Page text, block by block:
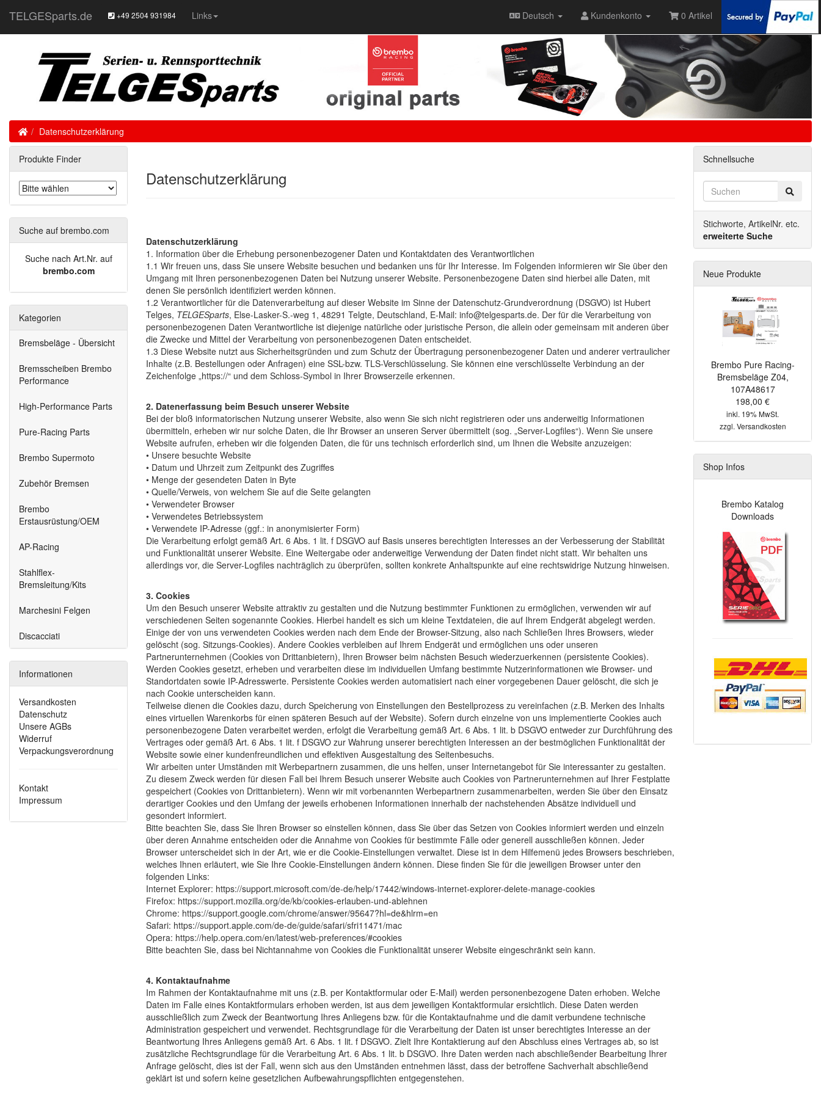
TELGESparts.de +49 2504 931984 Links Deutsch Kundenkonto 0 Artikel
HomeDatenschutzerklärung
Datenschutzerklärung
Datenschutzerklärung
1. Information über die Erhebung personenbezogener Daten und Kontaktdaten des Verantwortlichen
1.1 Wir freuen uns, dass Sie unsere Website besuchen und bedanken uns für Ihr Interesse. Im Folgenden informieren wir Sie über den
Umgang mit Ihren personenbezogenen Daten bei Nutzung unserer Website. Personenbezogene Daten sind hierbei alle Daten, mit
denen Sie persönlich identifiziert werden können.
1.2 Verantwortlicher für die Datenverarbeitung auf dieser Website im Sinne der Datenschutz-Grundverordnung (DSGVO) ist Hubert
Telges, TELGESparts, Else-Lasker-S.-weg 1, 48291 Telgte, Deutschland, E-Mail: info@telgesparts.de. Der für die Verarbeitung von
personenbezogenen Daten Verantwortliche ist diejenige natürliche oder juristische Person, die allein oder gemeinsam mit anderen über
die Zwecke und Mittel der Verarbeitung von personenbezogenen Daten entscheidet.
1.3 Diese Website nutzt aus Sicherheitsgründen und zum Schutz der Übertragung personenbezogener Daten und anderer vertraulicher
Inhalte (z.B. Bestellungen oder Anfragen) eine SSL-bzw. TLS-Verschlüsselung. Sie können eine verschlüsselte Verbindung an der
Zeichenfolge „https://“ und dem Schloss-Symbol in Ihrer Browserzeile erkennen.
2. Datenerfassung beim Besuch unserer Website
Bei der bloß informatorischen Nutzung unserer Website, also wenn Sie sich nicht registrieren oder uns anderweitig Informationen
übermitteln, erheben wir nur solche Daten, die Ihr Browser an unseren Server übermittelt (sog. „Server-Logfiles“). Wenn Sie unsere
Website aufrufen, erheben wir die folgenden Daten, die für uns technisch erforderlich sind, um Ihnen die Website anzuzeigen:
• Unsere besuchte Website
• Datum und Uhrzeit zum Zeitpunkt des Zugriffes
• Menge der gesendeten Daten in Byte
• Quelle/Verweis, von welchem Sie auf die Seite gelangten
• Verwendeter Browser
• Verwendetes Betriebssystem
• Verwendete IP-Adresse (ggf.: in anonymisierter Form)
Die Verarbeitung erfolgt gemäß Art. 6 Abs. 1 lit. f DSGVO auf Basis unseres berechtigten Interesses an der Verbesserung der Stabilität
und Funktionalität unserer Website. Eine Weitergabe oder anderweitige Verwendung der Daten findet nicht statt. Wir behalten uns
allerdings vor, die Server-Logfiles nachträglich zu überprüfen, sollten konkrete Anhaltspunkte auf eine rechtswidrige Nutzung hinweisen.
3. Cookies
Um den Besuch unserer Website attraktiv zu gestalten und die Nutzung bestimmter Funktionen zu ermöglichen, verwenden wir auf
verschiedenen Seiten sogenannte Cookies. Hierbei handelt es sich um kleine Textdateien, die auf Ihrem Endgerät abgelegt werden.
Einige der von uns verwendeten Cookies werden nach dem Ende der Browser-Sitzung, also nach Schließen Ihres Browsers, wieder
gelöscht (sog. Sitzungs-Cookies). Andere Cookies verbleiben auf Ihrem Endgerät und ermöglichen uns oder unseren
Partnerunternehmen (Cookies von Drittanbietern), Ihren Browser beim nächsten Besuch wiederzuerkennen (persistente Cookies).
Werden Cookies gesetzt, erheben und verarbeiten diese im individuellen Umfang bestimmte Nutzerinformationen wie Browser- und
Standortdaten sowie IP-Adresswerte. Persistente Cookies werden automatisiert nach einer vorgegebenen Dauer gelöscht, die sich je
nach Cookie unterscheiden kann.
Teilweise dienen die Cookies dazu, durch Speicherung von Einstellungen den Bestellprozess zu vereinfachen (z.B. Merken des Inhalts
eines virtuellen Warenkorbs für einen späteren Besuch auf der Website). Sofern durch einzelne von uns implementierte Cookies auch
personenbezogene Daten verarbeitet werden, erfolgt die Verarbeitung gemäß Art. 6 Abs. 1 lit. b DSGVO entweder zur Durchführung des
Vertrages oder gemäß Art. 6 Abs. 1 lit. f DSGVO zur Wahrung unserer berechtigten Interessen an der bestmöglichen Funktionalität der
Website sowie einer kundenfreundlichen und effektiven Ausgestaltung des Seitenbesuchs.
Wir arbeiten unter Umständen mit Werbepartnern zusammen, die uns helfen, unser Internetangebot für Sie interessanter zu gestalten.
Zu diesem Zweck werden für diesen Fall bei Ihrem Besuch unserer Website auch Cookies von Partnerunternehmen auf Ihrer Festplatte
gespeichert (Cookies von Drittanbietern). Wenn wir mit vorbenannten Werbepartnern zusammenarbeiten, werden Sie über den Einsatz
derartiger Cookies und den Umfang der jeweils erhobenen Informationen innerhalb der nachstehenden Absätze individuell und
gesondert informiert.
Bitte beachten Sie, dass Sie Ihren Browser so einstellen können, dass Sie über das Setzen von Cookies informiert werden und einzeln
über deren Annahme entscheiden oder die Annahme von Cookies für bestimmte Fälle oder generell ausschließen können. Jeder
Browser unterscheidet sich in der Art, wie er die Cookie-Einstellungen verwaltet. Diese ist in dem Hilfemenü jedes Browsers beschrieben,
welches Ihnen erläutert, wie Sie Ihre Cookie-Einstellungen ändern können. Diese finden Sie für die jeweiligen Browser unter den
folgenden Links:
Internet Explorer: https://support.microsoft.com/de-de/help/17442/windows-internet-explorer-delete-manage-cookies
Firefox: https://support.mozilla.org/de/kb/cookies-erlauben-und-ablehnen
Chrome: https://support.google.com/chrome/answer/95647?hl=de&hlrm=en
Safari: https://support.apple.com/de-de/guide/safari/sfri11471/mac
Opera: https://help.opera.com/en/latest/web-preferences/#cookies
Bitte beachten Sie, dass bei Nichtannahme von Cookies die Funktionalität unserer Website eingeschränkt sein kann.
4. Kontaktaufnahme
Im Rahmen der Kontaktaufnahme mit uns (z.B. per Kontaktformular oder E-Mail) werden personenbezogene Daten erhoben. Welche
Daten im Falle eines Kontaktformulars erhoben werden, ist aus dem jeweiligen Kontaktformular ersichtlich. Diese Daten werden
ausschließlich zum Zweck der Beantwortung Ihres Anliegens bzw. für die Kontaktaufnahme und die damit verbundene technische
Administration gespeichert und verwendet. Rechtsgrundlage für die Verarbeitung der Daten ist unser berechtigtes Interesse an der
Beantwortung Ihres Anliegens gemäß Art. 6 Abs. 1 lit. f DSGVO. Zielt Ihre Kontaktierung auf den Abschluss eines Vertrages ab, so ist
zusätzliche Rechtsgrundlage für die Verarbeitung Art. 6 Abs. 1 lit. b DSGVO. Ihre Daten werden nach abschließender Bearbeitung Ihrer
Anfrage gelöscht, dies ist der Fall, wenn sich aus den Umständen entnehmen lässt, dass der betroffene Sachverhalt abschließend
geklärt ist und sofern keine gesetzlichen Aufbewahrungspflichten entgegenstehen.
Produkte Finder
Suche auf brembo.com
Suche nach Art.Nr. auf
brembo.com
Kategorien
Bremsbeläge - Übersicht
Bremsscheiben Brembo
Performance
High-Performance Parts
Pure-Racing Parts
Brembo Supermoto
Zubehör Bremsen
Brembo
Erstausrüstung/OEM
AP-Racing
Stahlflex-
Bremsleitung/Kits
Marchesini Felgen
Discacciati
Informationen
Versandkosten
Datenschutz
Unsere AGBs
Widerruf
Verpackungsverordnung
Kontakt
Impressum
Schnellsuche
Stichworte, ArtikelNr. etc.
erweiterte Suche
Neue Produkte
Brembo Pure Racing-
Bremsbeläge Z04,
107A48617
198,00 €
inkl. 19% MwSt.
zzgl. Versandkosten
Shop Infos
Brembo Katalog
Downloads